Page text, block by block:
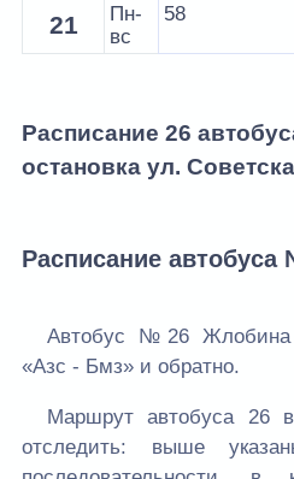
21
Пн-
вс
58
Расписание 26
остановка ул.
Расписание автобуса
Автобус №26 Жлобина
«Азс - Бмз» и обратно.
Маршрут автобуса 26
отследить: выше